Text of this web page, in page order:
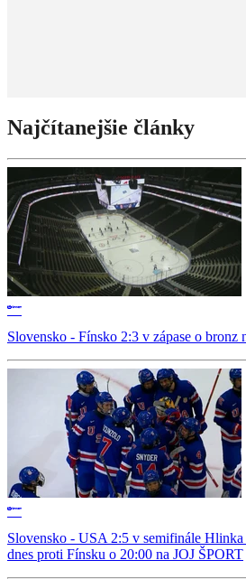
Najčítanejšie články
Slovensko - Fínsko 2:3 v zápase o
Slovensko - USA 2:5 v semifinále
dnes proti Fínsku o 20:00 na JOJ ŠPORT